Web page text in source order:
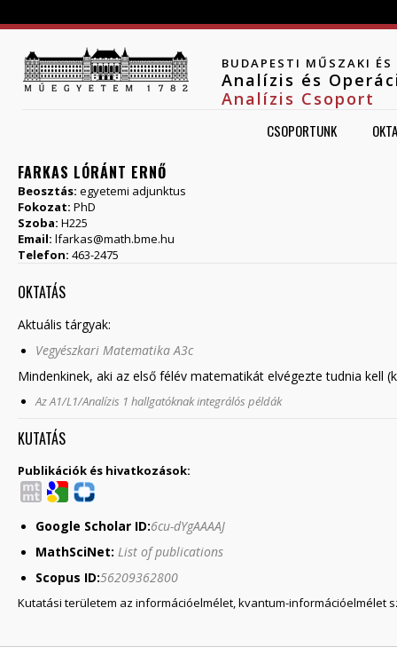
BUDAPESTI MŰSZAKI
Analízis és
Analízis Csoport
CSOPORTUNK
FARKAS LÓRÁNT ERNŐ
Beosztás: egyetemi adjunktus
Fokozat: PhD
Szoba: H225
Email: lfarkas@math.bme.hu
Telefon: 463-2475
OKTATÁS
Aktuális tárgyak:
Vegyészkari Matematika A3c
​Mindenkinek, aki az első félév matematikát elvégezte tudnia kell
Az A1/L1/Analízis 1 hallgatóknak integrálós példák
KUTATÁS
Publikációk és hivatkozások:
Google Scholar ID:6cu-dYgAAAAJ
MathSciNet: List of publications
Scopus ID:56209362800
​Kutatási területem az információelmélet, kvantum-információelmélet